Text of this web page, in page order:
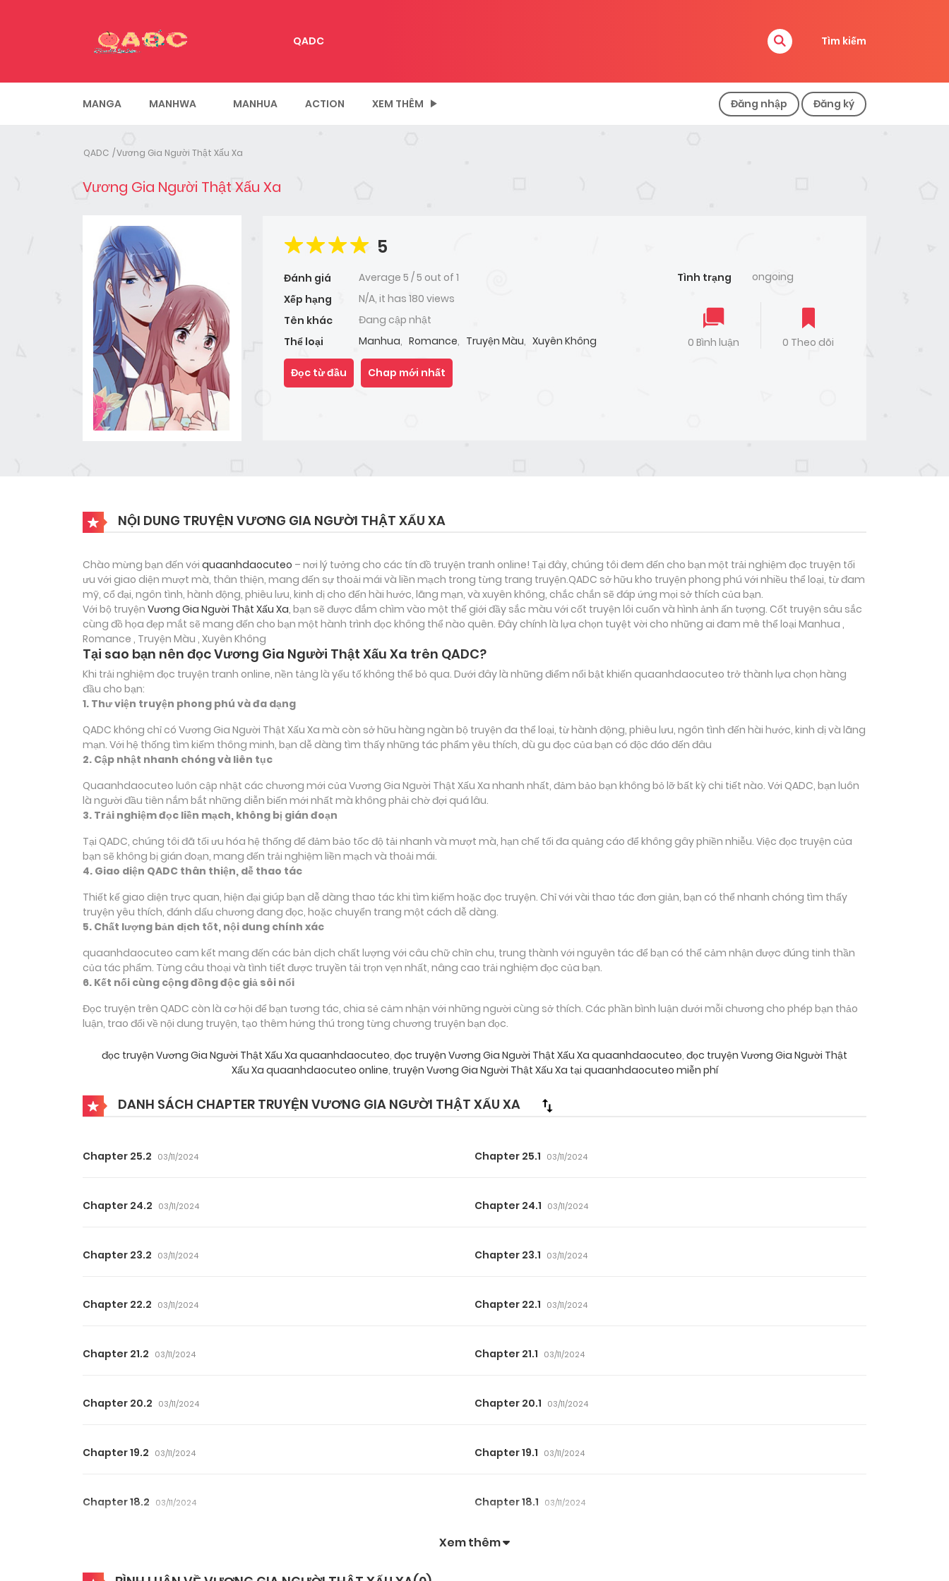
QADC Tìm kiếm
MANGA MANHWA MANHUA ACTION XEM THÊM Đăng nhập Đăng ký
QADC Vương Gia Người Thật Xấu Xa
Vương Gia Người Thật Xấu Xa
5
Đánh giá Average 5 /5 out of 1
Xếp hạng
N/A, it has 180 views
Tên khác
Đang cập nhật
Thể loại
Manhua, Romance, Truyện Màu, Xuyên Không
Tình trạng ongoing
0 Bình luận 0 Theo dõi
Đọc từ đầu Chap mới nhất
NỘI DUNG TRUYỆN VƯƠNG GIA NGƯỜI THẬT XẤU XA
Chào mừng bạn đến với quaanhdaocuteo – nơi lý tưởng cho các tín đồ truyện tranh online! Tại đây, chúng tôi đem đến cho bạn một trải nghiệm đọc truyện tối
ưu với giao diện mượt mà, thân thiện, mang đến sự thoải mái và liền mạch trong từng trang truyện.QADC sở hữu kho truyện phong phú với nhiều thể loại, từ đam
mỹ, cổ đại, ngôn tình, hành động, phiêu lưu, kinh dị cho đến hài hước, lãng mạn, và xuyên không, chắc chắn sẽ đáp ứng mọi sở thích của bạn.
Với bộ truyện Vương Gia Người Thật Xấu Xa, bạn sẽ được đắm chìm vào một thế giới đầy sắc màu với cốt truyện lôi cuốn và hình ảnh ấn tượng. Cốt truyện sâu sắc
cùng đồ họa đẹp mắt sẽ mang đến cho bạn một hành trình đọc không thể nào quên. Đây chính là lựa chọn tuyệt vời cho những ai đam mê thể loại Manhua ,
Romance , Truyện Màu , Xuyên Không
Tại sao bạn nên đọc Vương Gia Người Thật Xấu Xa trên QADC?
Khi trải nghiệm đọc truyện tranh online, nền tảng là yếu tố không thể bỏ qua. Dưới đây là những điểm nổi bật khiến quaanhdaocuteo trở thành lựa chọn hàng
đầu cho bạn:
1. Thư viện truyện phong phú và đa dạng
QADC không chỉ có Vương Gia Người Thật Xấu Xa mà còn sở hữu hàng ngàn bộ truyện đa thể loại, từ hành động, phiêu lưu, ngôn tình đến hài hước, kinh dị và lãng
mạn. Với hệ thống tìm kiếm thông minh, bạn dễ dàng tìm thấy những tác phẩm yêu thích, dù gu đọc của bạn có độc đáo đến đâu
2. Cập nhật nhanh chóng và liên tục
Quaanhdaocuteo luôn cập nhật các chương mới của Vương Gia Người Thật Xấu Xa nhanh nhất, đảm bảo bạn không bỏ lỡ bất kỳ chi tiết nào. Với QADC, bạn luôn
là người đầu tiên nắm bắt những diễn biến mới nhất mà không phải chờ đợi quá lâu.
3. Trải nghiệm đọc liền mạch, không bị gián đoạn
Tại QADC, chúng tôi đã tối ưu hóa hệ thống để đảm bảo tốc độ tải nhanh và mượt mà, hạn chế tối đa quảng cáo để không gây phiền nhiễu. Việc đọc truyện của
bạn sẽ không bị gián đoạn, mang đến trải nghiệm liền mạch và thoải mái.
4. Giao diện QADC thân thiện, dễ thao tác
Thiết kế giao diện trực quan, hiện đại giúp bạn dễ dàng thao tác khi tìm kiếm hoặc đọc truyện. Chỉ với vài thao tác đơn giản, bạn có thể nhanh chóng tìm thấy
truyện yêu thích, đánh dấu chương đang đọc, hoặc chuyển trang một cách dễ dàng.
5. Chất lượng bản dịch tốt, nội dung chính xác
quaanhdaocuteo cam kết mang đến các bản dịch chất lượng với câu chữ chỉn chu, trung thành với nguyên tác để bạn có thể cảm nhận được đúng tinh thần
của tác phẩm. Từng câu thoại và tình tiết được truyền tải trọn vẹn nhất, nâng cao trải nghiệm đọc của bạn.
6. Kết nối cùng cộng đồng độc giả sôi nổi
Đọc truyện trên QADC còn là cơ hội để bạn tương tác, chia sẻ cảm nhận với những người cùng sở thích. Các phần bình luận dưới mỗi chương cho phép bạn thảo
luận, trao đổi về nội dung truyện, tạo thêm hứng thú trong từng chương truyện bạn đọc.
đọc truyện Vương Gia Người Thật Xấu Xa quaanhdaocuteo, đọc truyện Vương Gia Người Thật Xấu Xa quaanhdaocuteo, đọc truyện Vương Gia Người Thật
Xấu Xa quaanhdaocuteo online, truyện Vương Gia Người Thật Xấu Xa tại quaanhdaocuteo miễn phí
DANH SÁCH CHAPTER TRUYỆN VƯƠNG GIA NGƯỜI THẬT XẤU XA
Chapter 25.2 03/11/2024 Chapter 25.1 03/11/2024
Chapter 24.2 03/11/2024 Chapter 24.1 03/11/2024
Chapter 23.2 03/11/2024 Chapter 23.1 03/11/2024
Chapter 22.2 03/11/2024 Chapter 22.1 03/11/2024
Chapter 21.2 03/11/2024 Chapter 21.1 03/11/2024
Chapter 20.2 03/11/2024 Chapter 20.1 03/11/2024
Chapter 19.2 03/11/2024 Chapter 19.1 03/11/2024
Chapter 18.2 03/11/2024 Chapter 18.1 03/11/2024
Xem thêm